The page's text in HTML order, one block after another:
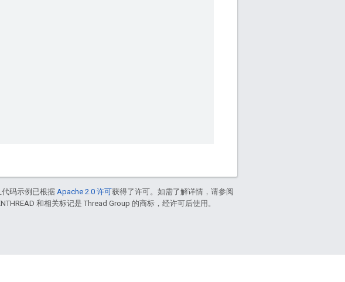
码示例已根据 Apache 2.0 许可获得了许可。如需了解详情，请参阅
和相关标记是 Thread Group 的商标，经许可后使用。